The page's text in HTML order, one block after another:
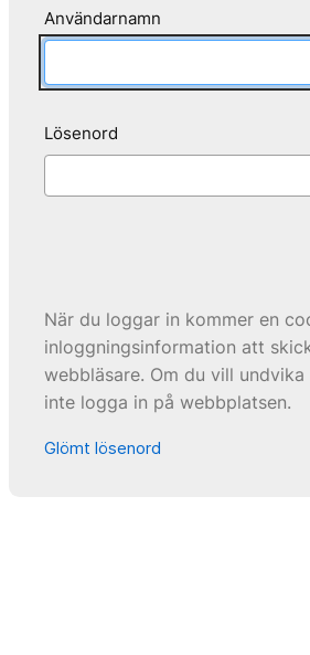
Användarnamn
Lösenord
När du loggar in kommer en
inloggningsinformation att
webbläsare. Om du vill
inte logga in på webbplatsen.
Glömt lösenord